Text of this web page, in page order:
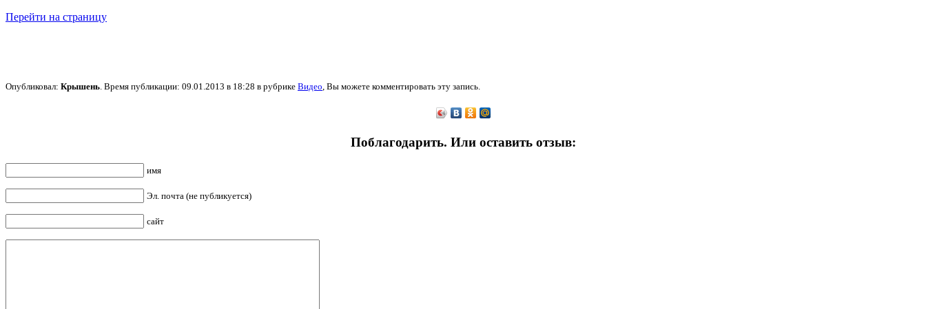
Перейти на страницу
Опубликовал: Крышень . Время публикации: 09.01.2013 в 18:28 в рубрике Видео , Вы можете комментировать эту запись.
Поблагодарить. Или оставить отзыв:
имя
Эл. почта (не публикуется)
сайт